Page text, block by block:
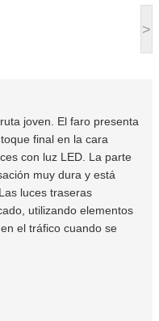
>
joven. El faro presenta
final en la cara
con luz LED. La parte
muy dura y está
luces traseras
utilizando elementos
el tráfico cuando se